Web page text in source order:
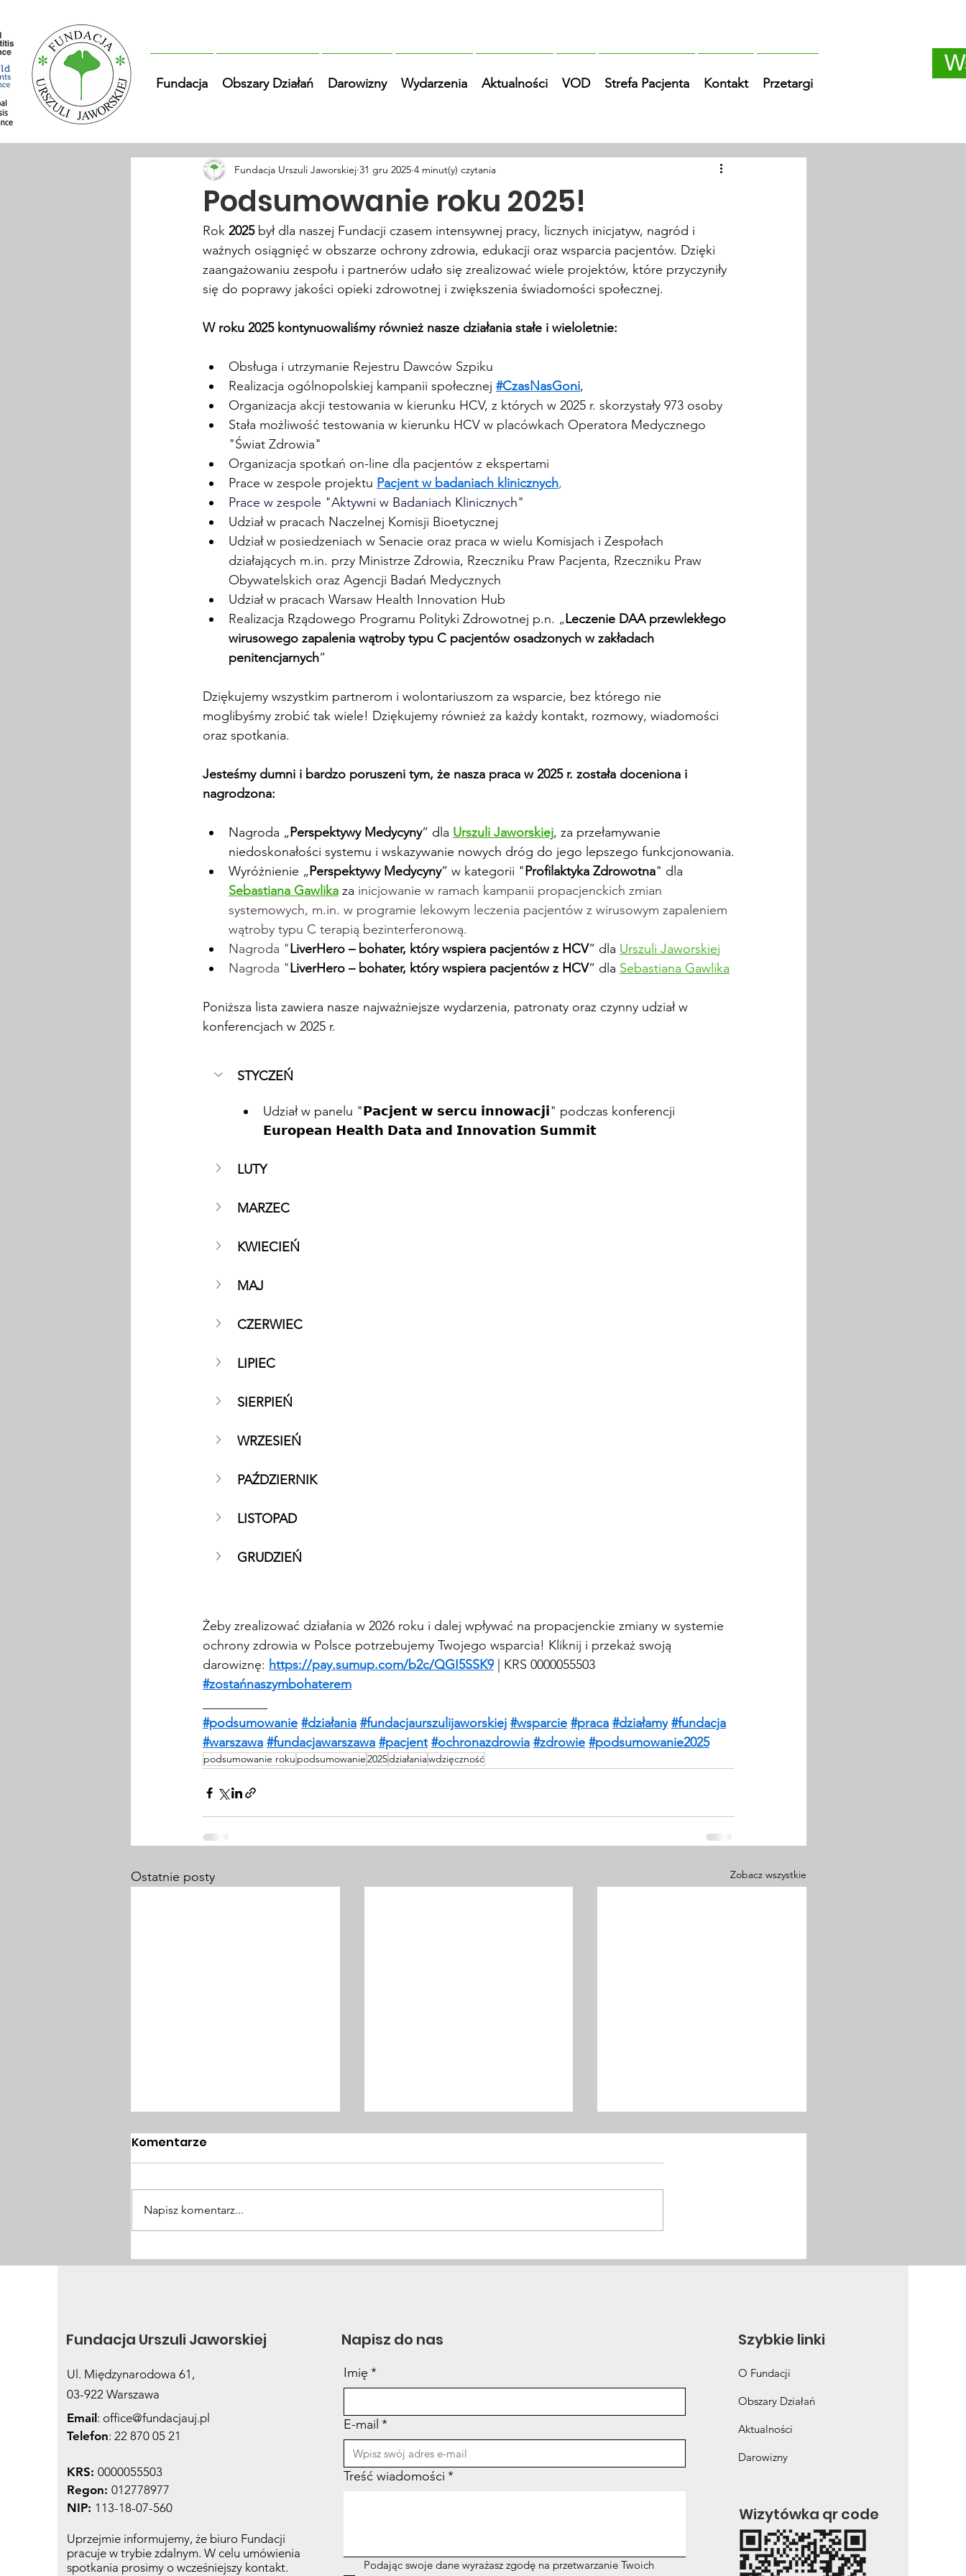
Fundacja Obszary Działań Darowizny Wydarzenia Aktualności VOD Strefa Pacjenta Kontakt Przetargi
Podsumowanie roku 2025!
Fundacja Urszuli Jaworskiej 31 gru 2025 4 minut(y) czytania
Rok 2025 był dla naszej Fundacji czasem intensywnej pracy, licznych inicjatyw, nagród i
ważnych osiągnięć w obszarze ochrony zdrowia, edukacji oraz wsparcia pacjentów. Dzięki
zaangażowaniu zespołu i partnerów udało się zrealizować wiele projektów, które przyczyniły
się do poprawy jakości opieki zdrowotnej i zwiększenia świadomości społecznej.
W roku 2025 kontynuowaliśmy również nasze działania stałe i wieloletnie:
Obsługa i utrzymanie Rejestru Dawców Szpiku
Realizacja ogólnopolskiej kampanii społecznej #CzasNasGoni,
Organizacja akcji testowania w kierunku HCV, z których w 2025 r. skorzystały 973 osoby
Stała możliwość testowania w kierunku HCV w placówkach Operatora Medycznego
"Świat Zdrowia"
Organizacja spotkań on-line dla pacjentów z ekspertami
Prace w zespole projektu Pacjent w badaniach klinicznych,
Prace w zespole "Aktywni w Badaniach Klinicznych"
Udział w pracach Naczelnej Komisji Bioetycznej
Udział w posiedzeniach w Senacie oraz praca w wielu Komisjach i Zespołach
działających m.in. przy Ministrze Zdrowia, Rzeczniku Praw Pacjenta, Rzeczniku Praw
Obywatelskich oraz Agencji Badań Medycznych
Udział w pracach Warsaw Health Innovation Hub
Realizacja Rządowego Programu Polityki Zdrowotnej p.n. „Leczenie DAA przewlekłego
wirusowego zapalenia wątroby typu C pacjentów osadzonych w zakładach
penitencjarnych”
Dziękujemy wszystkim partnerom i wolontariuszom za wsparcie, bez którego nie
moglibyśmy zrobić tak wiele! Dziękujemy również za każdy kontakt, rozmowy, wiadomości
oraz spotkania.
Jesteśmy dumni i bardzo poruszeni tym, że nasza praca w 2025 r. została doceniona i
nagrodzona:
Nagroda „Perspektywy Medycyny” dla Urszuli Jaworskiej, za przełamywanie
niedoskonałości systemu i wskazywanie nowych dróg do jego lepszego funkcjonowania.
Wyróżnienie „Perspektywy Medycyny” w kategorii "Profilaktyka Zdrowotna" dla
Sebastiana Gawlika za inicjowanie w ramach kampanii propacjenckich zmian
systemowych, m.in. w programie lekowym leczenia pacjentów z wirusowym zapaleniem
wątroby typu C terapią bezinterferonową.
Nagroda "LiverHero – bohater, który wspiera pacjentów z HCV” dla Urszuli Jaworskiej
Nagroda "LiverHero – bohater, który wspiera pacjentów z HCV” dla Sebastiana Gawlika
Poniższa lista zawiera nasze najważniejsze wydarzenia, patronaty oraz czynny udział w
konferencjach w 2025 r.
STYCZEŃ
Udział w panelu "𝗣𝗮𝗰𝗷𝗲𝗻𝘁 𝘄 𝘀𝗲𝗿𝗰𝘂 𝗶𝗻𝗻𝗼𝘄𝗮𝗰𝗷𝗶" podczas konferencji
𝗘𝘂𝗿𝗼𝗽𝗲𝗮𝗻 𝗛𝗲𝗮𝗹𝘁𝗵 𝗗𝗮𝘁𝗮 𝗮𝗻𝗱 𝗜𝗻𝗻𝗼𝘃𝗮𝘁𝗶𝗼𝗻 𝗦𝘂𝗺𝗺𝗶𝘁
LUTY
MARZEC
KWIECIEŃ
MAJ
CZERWIEC
LIPIEC
SIERPIEŃ
WRZESIEŃ
PAŹDZIERNIK
LISTOPAD
GRUDZIEŃ
Żeby zrealizować działania w 2026 roku i dalej wpływać na propacjenckie zmiany w systemie
ochrony zdrowia w Polsce potrzebujemy Twojego wsparcia! Kliknij i przekaż swoją
darowiznę: https://pay.sumup.com/b2c/QGI5SSK9 | KRS 0000055503
#zostańnaszymbohaterem
#podsumowanie #działania #fundacjaurszulijaworskiej #wsparcie #praca #działamy #fundacja
#warszawa #fundacjawarszawa #pacjent #ochronazdrowia #zdrowie #podsumowanie2025
podsumowanie roku podsumowanie2025działaniawdzięczność
Ostatnie posty Zobacz wszystkie
Życie po sepsie. Co
Powrót do codzienności
Polska a cel 2030: co stoi
Komentarze
Napisz komentarz...
Fundacja Urszuli Jaworskiej
Ul. Międzynarodowa 61,
03-922 Warszawa
Email : office@fundacjauj.pl
Telefon: 22 870 05 21
KRS: 0000055503
Regon: 012778977
NIP: 113-18-07-560
Uprzejmie informujemy, że biuro Fundacji
pracuje w trybie zdalnym. W celu umówienia
spotkania prosimy o wcześniejszy kontakt.
Napisz do nas
Imię *
E-mail *
Treść wiadomości *
Podając swoje dane wyrażasz zgodę na przetwarzanie Twoich
Szybkie linki
O Fundacji
Obszary Działań
Aktualności
Darowizny
Wizytówka qr code